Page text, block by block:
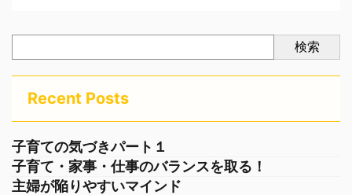
検索
Recent Posts
子育ての気づきパート１
子育て・家事・仕事のバランスを取る！
主婦が陥りやすいマインド